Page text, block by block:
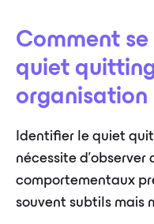
Comment
quiet
organisation
Identifier le quiet
nécessite d'observer
comportementaux
souvent subtils mais